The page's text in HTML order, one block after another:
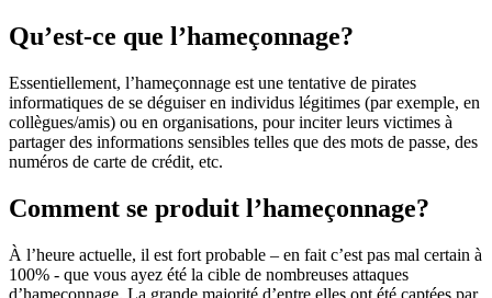
Qu’est-ce que l’hameçonnage?
Essentiellement, l’hameçonnage est une tentative de pirates
informatiques de se déguiser en individus légitimes (par exemple, en
collègues/amis) ou en organisations, pour inciter leurs victimes à
partager des informations sensibles telles que des mots de passe, des
numéros de carte de crédit, etc.
Comment se produit l’hameçonnage?
À l’heure actuelle, il est fort probable – en fait c’est pas mal certain à
100% - que vous ayez été la cible de nombreuses attaques
d’hameçonnage. La grande majorité d’entre elles ont été captées par